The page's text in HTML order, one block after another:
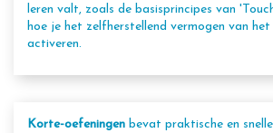
leren valt, zoals de basisprincipes van
hoe je het zelfherstellend vermogen van
activeren.
Korte-oefeningen bevat praktische en